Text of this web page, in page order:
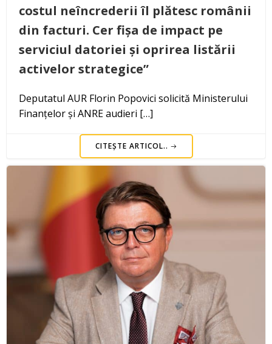
costul neîncrederii îl plătesc românii
din facturi. Cer fișa de impact pe
serviciul datoriei și oprirea listării
activelor strategice”
Deputatul AUR Florin Popovici solicită Ministerului
Finanțelor și ANRE audieri […]
CITEȘTE ARTICOL..